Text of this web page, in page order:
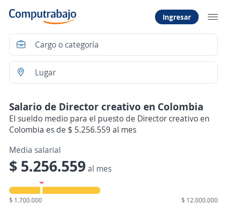
Ingresar
Salario de Director creativo en Colombia
El sueldo medio para el puesto de Director creativo en
Colombia es de $ 5.256.559 al mes
Media salarial
$ 5.256.559al mes
$ 1.700.000 $ 12.000.000